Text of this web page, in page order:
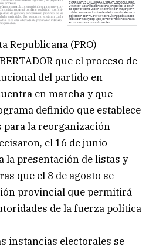
Republicana (PRO)
que el proceso de
del partido en
en marcha y que
definido que establece
para la reorganización
el 16 de junio
la presentación de listas y
que el 8 de agosto se
provincial que permitirá
de la fuerza política
instancias electorales se